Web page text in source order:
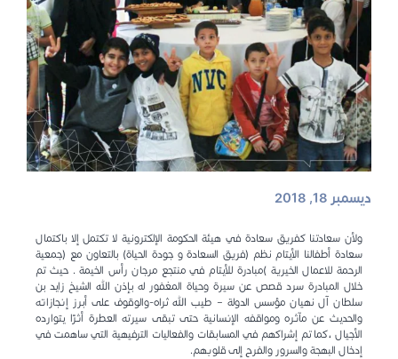
ديسمبر 18, 2018
ولأن سعادتنا كفريق سعادة في هيئة الحكومة الإلكترونية لا تكتمل إلا باكتمال
سعادة أطفالنا الأيتام نظم (فريق السعادة و جودة الحياة) بالتعاون مع (جمعية
الرحمة للاعمال الخيرية )مبادرة للأيتام في منتجع مرجان رأس الخيمة . حيث تم
خلال المبادرة سرد قصص عن سيرة وحياة المغفور له بإذن الله الشيخ زايد بن
سلطان آل نهيان مؤسس الدولة – طيب الله ثراه-والوقوف على أبرز إنجازاته
والحديث عن مآثره ومواقفه الإنسانية حتى تبقى سيرته العطرة أثرًا يتوارده
الأجيال ،كما تم إشراكهم في المسابقات والفعاليات الترفيهية التي ساهمت في
إدخال البهجة والسرور والفرح إلى قلوبهم.